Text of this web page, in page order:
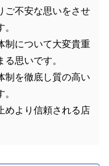
ご不安な思いをさせ
制について大変貴重
思いです。
制を徹底し質の高い
めより信頼される店